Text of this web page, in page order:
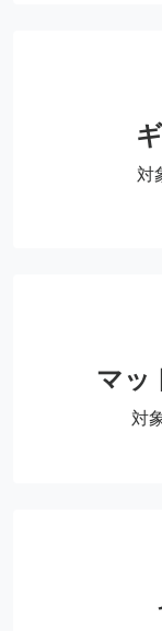
対
マッ
対